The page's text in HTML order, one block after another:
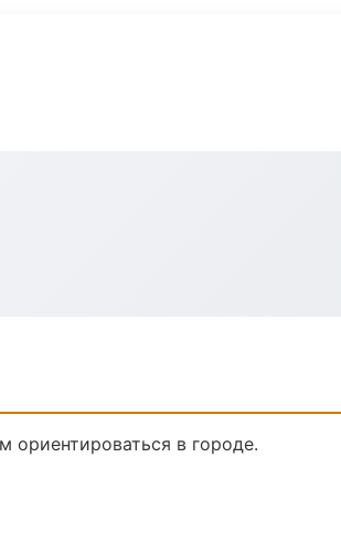
ориентироваться в городе.